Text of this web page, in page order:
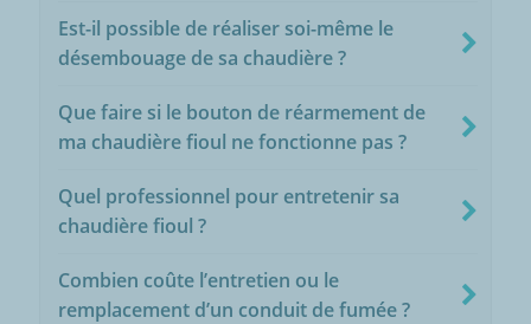
Est-il possible de réaliser soi-même le
désembouage de sa chaudière ?
Que faire si le bouton de réarmement de
ma chaudière fioul ne fonctionne pas ?
Quel professionnel pour entretenir sa
chaudière fioul ?
Combien coûte l’entretien ou le
remplacement d’un conduit de fumée ?